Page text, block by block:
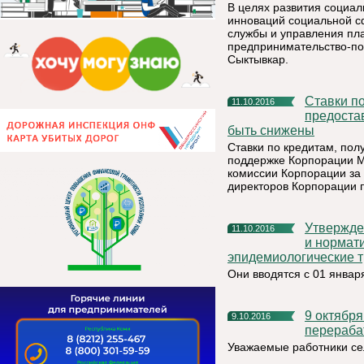
В целях развития
инноваций социальной
службы и управления
предпринимательство-
Сыктывкар.
11.10.2016
Ставки по кредитам для малого и среднего бизнеса,
быть снижены
Ставки по кредитам,
поддержке Корпорации
комиссии Корпорации за
директоров Корпорации
11.10.2016
Утверждены новые санитарно-эпидемиологические правила
и
эпидемиологические
Они вводятся с 01
9.10.2016
9 октября День работников сельского хозяйства и
Уважаемые работники